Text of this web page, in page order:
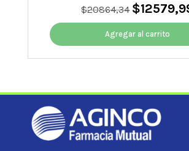
$20864,34 El
precio
original
era:
$20864,34.
$
Agregar al carrito